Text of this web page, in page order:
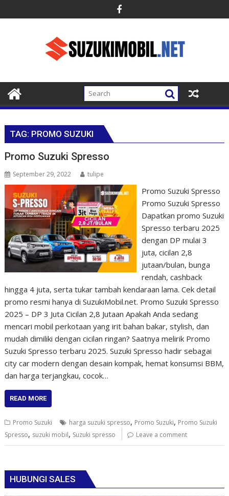
to
TAG: PROMO SUZUKI
Promo Suzuki Spresso
September 29, 2022 tulipe
Promo Suzuki Spresso
Promo Suzuki Spresso
Dapatkan promo Suzuki
Spresso terbaru 2025
dengan DP mulai 3
juta, cicilan 2,8
jutaan/bulan, bunga
rendah, cashback
hingga 4 juta, serta tukar tambah kendaraan lama. Cek detail
promo resmi hanya di SuzukiMobil.net. Promo Suzuki Spresso
2025 – DP 3 Juta Cicilan 2,8 Jutaan Apakah Anda sedang
mencari mobil perkotaan yang irit bahan bakar, stylish, dan
mudah dimiliki dengan cicilan ringan? Saatnya melirik Promo
Suzuki Spresso terbaru 2025. Suzuki Spresso hadir sebagai
city car modern dengan desain kompak, hemat konsumsi BBM,
dan harga terjangkau, cocok…
READ MORE
Promo Suzuki harga suzuki spresso, Promo Suzuki, Promo Suzuki
Spresso, suzuki mobil, Suzuki spresso Leave a comment
HUBUNGI SALES